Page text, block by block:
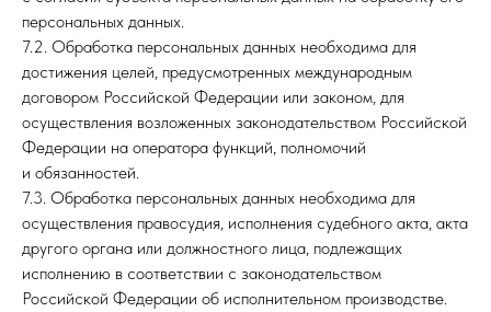
персональных данных.
7.2. Обработка персональных данных необходима для
достижения целей, предусмотренных международным
договором Российской Федерации или законом, для
осуществления возложенных законодательством Российской
Федерации на оператора функций, полномочий
и обязанностей.
7.3. Обработка персональных данных необходима для
осуществления правосудия, исполнения судебного акта, акта
другого органа или должностного лица, подлежащих
исполнению в соответствии с законодательством
Российской Федерации об исполнительном производстве.